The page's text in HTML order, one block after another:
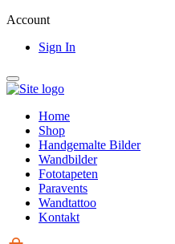
Account
Sign In
Home
Shop
Handgemalte Bilder
Wandbilder
Fototapeten
Paravents
Wandtattoo
Kontakt